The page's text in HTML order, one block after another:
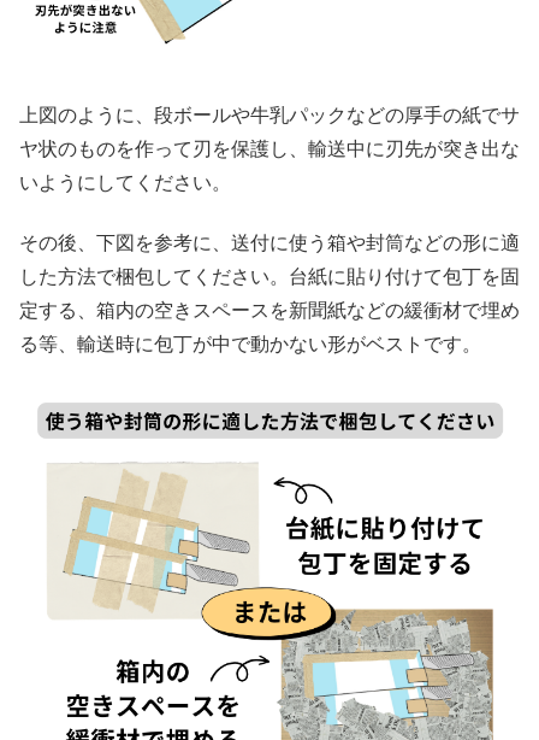
上図のように、段ボールや牛乳パックなどの厚手の紙でサ
ヤ状のものを作って刃を保護し、輸送中に刃先が突き出な
いようにしてください。
その後、下図を参考に、送付に使う箱や封筒などの形に適
した方法で梱包してください。台紙に貼り付けて包丁を固
定する、箱内の空きスペースを新聞紙などの緩衝材で埋め
る等、輸送時に包丁が中で動かない形がベストです。